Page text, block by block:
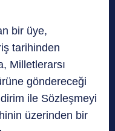
bir üye,
tarihinden
Milletlerarsı
göndereceği
ile Sözleşmeyi
üzerinden bir